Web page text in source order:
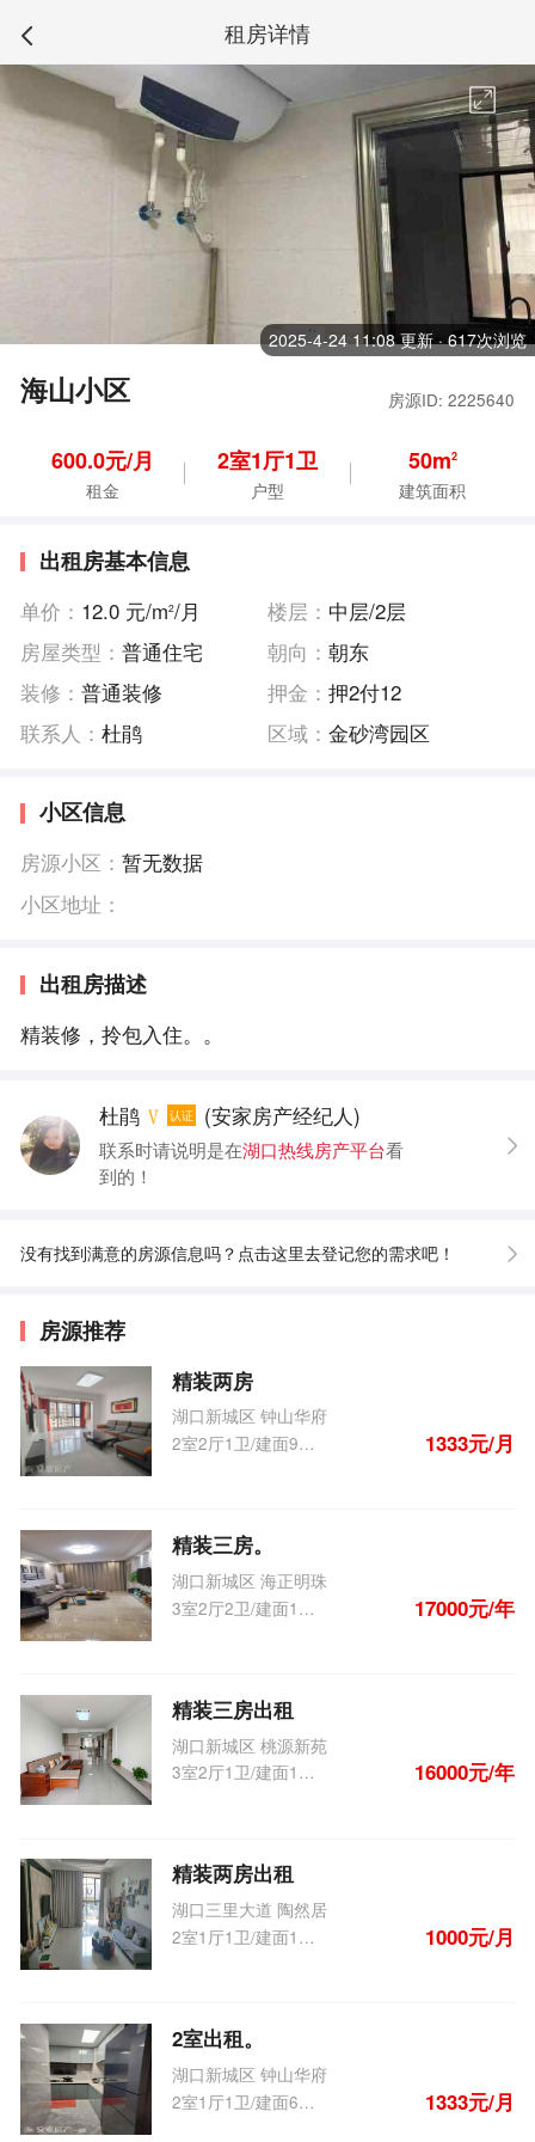
租房详情
海山小区 房源ID: 2225640
600.0元/月
租金
2室1厅1卫
户型
50m2
建筑面积
2025-4-24 11:08 更新 · 617次浏览
出租房基本信息
单价： 12.0 元/m2/月 楼层： 中层/2层
房屋类型： 普通住宅 朝向： 朝东
装修： 普通装修 押金： 押2付12
联系人： 杜鹃 区域： 金砂湾园区
小区信息
房源小区： 暂无数据
小区地址：
出租房描述
精装修，拎包入住。。
杜鹃 认证 (安家房产经纪人)
联系时请说明是在湖口热线房产平台看
到的！
没有找到满意的房源信息吗？点击这里去登记您的需求吧！
房源推荐
精装两房
湖口新城区 钟山华府
2室2厅1卫/建面96.0m
1333元/月
精装三房。
湖口新城区 海正明珠
3室2厅2卫/建面128.0m
17000元/年
精装三房出租
湖口新城区 桃源新苑
3室2厅1卫/建面110.0m
16000元/年
精装两房出租
湖口三里大道 陶然居
2室1厅1卫/建面105.0m
1000元/月
2室出租。
湖口新城区 钟山华府
2室1厅1卫/建面69.0m
1333元/月